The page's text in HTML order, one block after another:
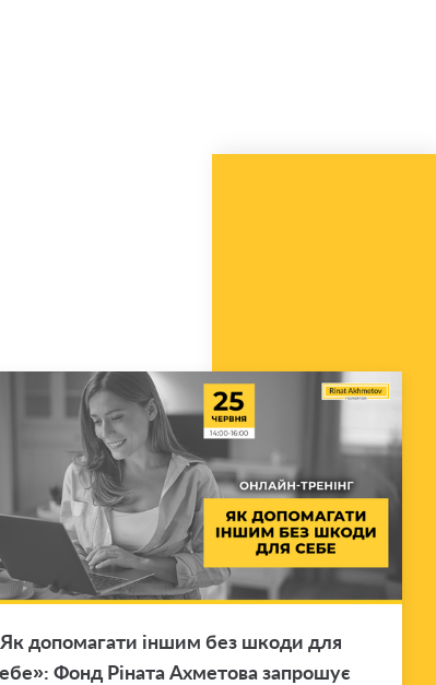
до­по­ма­га­ти іншим без шкоди для
Фонд Рі­на­та Ахме­то­ва за­про­шує